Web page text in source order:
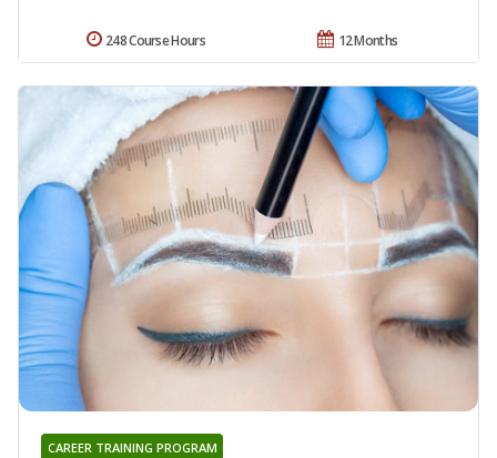
12 Months
248 Course Hours
CAREER TRAINING PROGRAM